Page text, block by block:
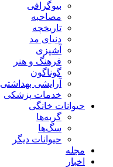
بیوگرافی
مصاحبه
تاریخچه
دنیای مد
آشپزی
فرهنگ و هنر
گوناگون
آرایشی بهداشتی
خدمات پزشکی
حیوانات خانگی
گربه‌ها
سگ‌ها
حیوانات دیگر
مجله
اخبار